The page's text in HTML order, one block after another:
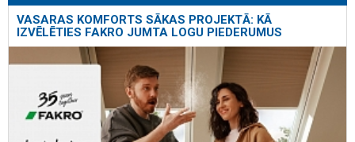
VASARAS KOMFORTS SĀKAS PROJEKTĀ: KĀ
IZVĒLĒTIES FAKRO JUMTA LOGU PIEDERUMUS